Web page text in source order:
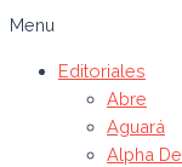
Menu
Editoriales
Abre
Aguará
Alpha